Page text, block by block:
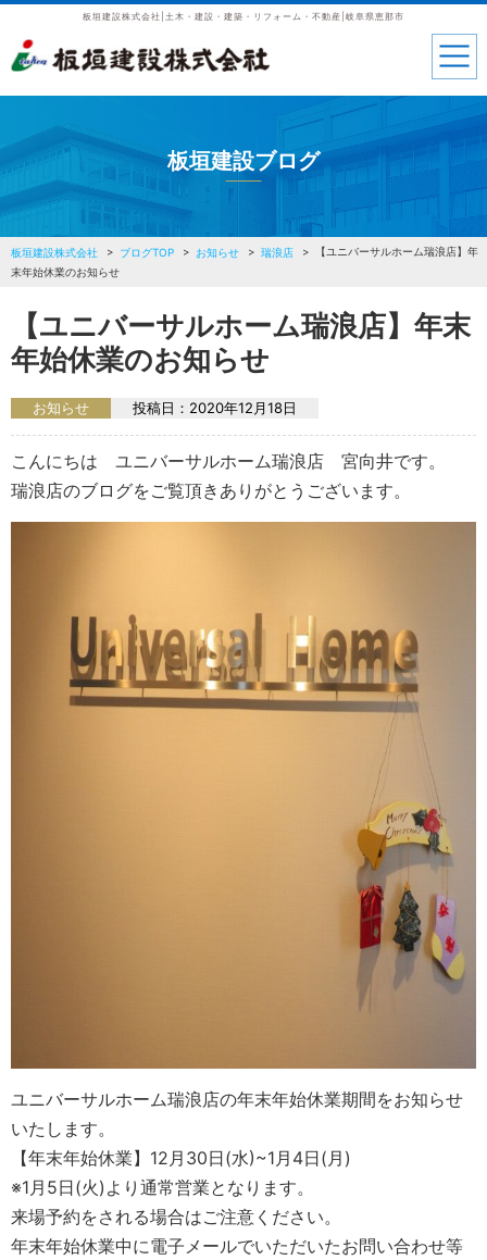
板垣建設株式会社|土木・建設・建築・リフォーム・不動産|岐阜県恵那市
板垣建設ブログ
板垣建設株式会社 ブログTOP お知らせ 瑞浪店
【ユニバーサルホーム瑞浪店】年
末年始休業のお知らせ
【ユニバーサルホーム瑞浪店】年末
年始休業のお知らせ
お知らせ 投稿日： 2020年12月18日
こんにちは ユニバーサルホーム瑞浪店 宮向井です。
瑞浪店のブログをご覧頂きありがとうございます。
ユニバーサルホーム瑞浪店の年末年始休業期間をお知らせ
いたします。
【年末年始休業】12月30日(水)~1月4日(月)
※1月5日(火)より通常営業となります。
来場予約をされる場合はご注意ください。
年末年始休業中に電子メールでいただいたお問い合わせ等